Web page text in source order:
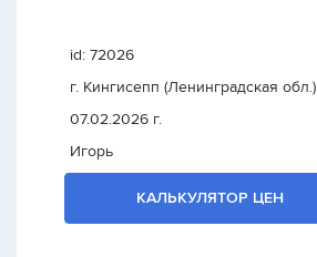
id: 72026
г. Кингисепп (Ленинградская обл.)
07.02.2026 г.
Игорь
КАЛЬКУЛЯТОР ЦЕН